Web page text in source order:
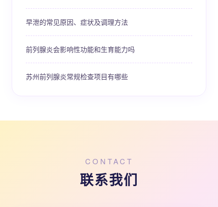
早泄的常见原因、症状及调理方法
前列腺炎会影响性功能和生育能力吗
苏州前列腺炎常规检查项目有哪些
CONTACT
联系我们